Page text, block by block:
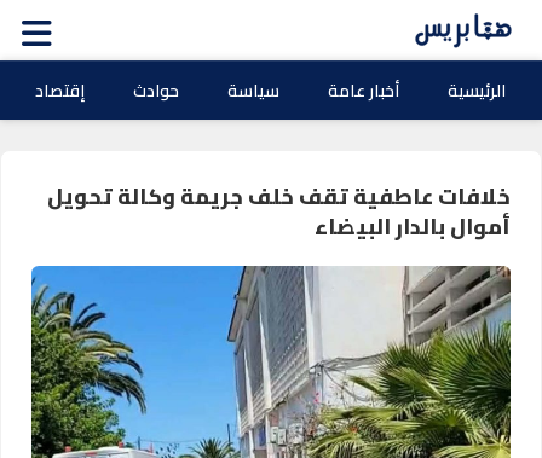
الرئيسية أخبار عامة سياسة حوادث إقتصاد
خلافات عاطفية تقف خلف جريمة وكالة تحويل
أموال بالدار البيضاء